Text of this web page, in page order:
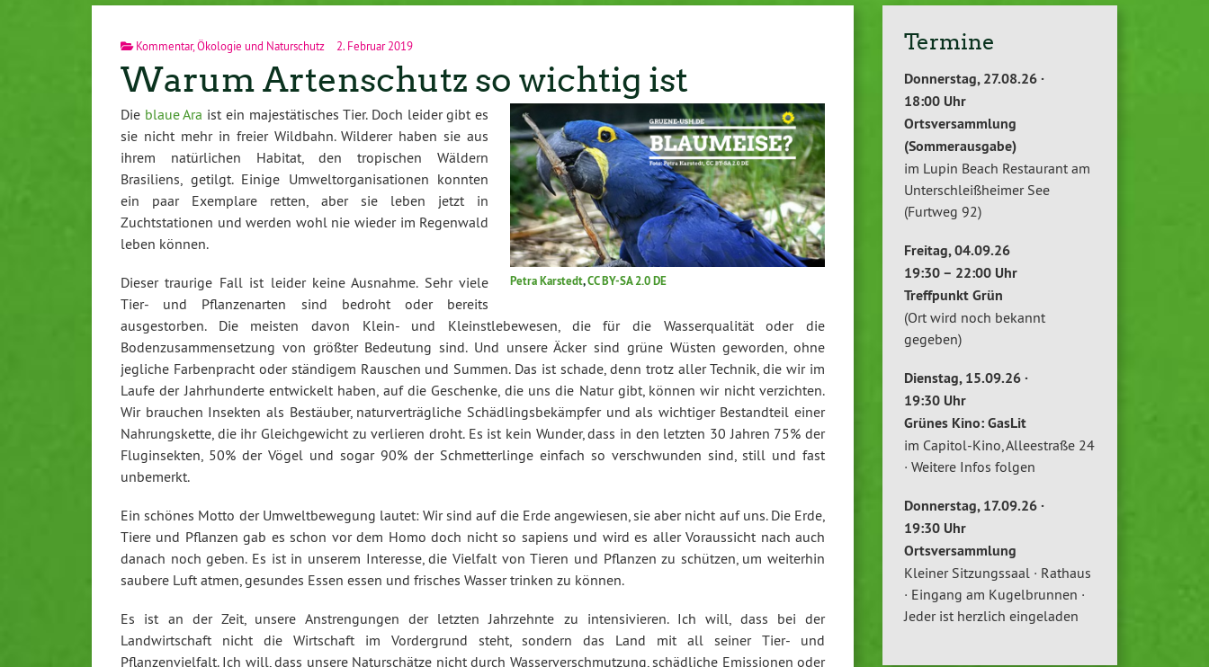
Kommentar,Ökologie und Naturschutz 2. Februar 2019
Warum Artenschutz so wichtig ist
Petra Karstedt,CC BY-SA 2.0 DE
Die blaue Ara ist ein majestätisches Tier. Doch leider gibt es
sie nicht mehr in freier Wildbahn. Wilderer haben sie aus
ihrem natürlichen Habitat, den tropischen Wäldern
Brasiliens, getilgt. Einige Umweltorganisationen konnten
ein paar Exemplare retten, aber sie leben jetzt in
Zuchtstationen und werden wohl nie wieder im Regenwald
leben können.
Dieser traurige Fall ist leider keine Ausnahme. Sehr viele
Tier- und Pflanzenarten sind bedroht oder bereits
ausgestorben. Die meisten davon Klein- und Kleinstlebewesen, die für die Wasserqualität oder die
Bodenzusammensetzung von größter Bedeutung sind. Und unsere Äcker sind grüne Wüsten geworden, ohne
jegliche Farbenpracht oder ständigem Rauschen und Summen. Das ist schade, denn trotz aller Technik, die wir im
Laufe der Jahrhunderte entwickelt haben, auf die Geschenke, die uns die Natur gibt, können wir nicht verzichten.
Wir brauchen Insekten als Bestäuber, naturverträgliche Schädlingsbekämpfer und als wichtiger Bestandteil einer
Nahrungskette, die ihr Gleichgewicht zu verlieren droht. Es ist kein Wunder, dass in den letzten 30 Jahren 75% der
Fluginsekten, 50% der Vögel und sogar 90% der Schmetterlinge einfach so verschwunden sind, still und fast
unbemerkt.
Ein schönes Motto der Umweltbewegung lautet: Wir sind auf die Erde angewiesen, sie aber nicht auf uns. Die Erde,
Tiere und Pflanzen gab es schon vor dem Homo doch nicht so sapiens und wird es aller Voraussicht nach auch
danach noch geben. Es ist in unserem Interesse, die Vielfalt von Tieren und Pflanzen zu schützen, um weiterhin
saubere Luft atmen, gesundes Essen essen und frisches Wasser trinken zu können.
Es ist an der Zeit, unsere Anstrengungen der letzten Jahrzehnte zu intensivieren. Ich will, dass bei der
Landwirtschaft nicht die Wirtschaft im Vordergrund steht, sondern das Land mit all seiner Tier- und
Pflanzenvielfalt. Ich will, dass unsere Naturschätze nicht durch Wasserverschmutzung, schädliche Emissionen oder
Termine
Donnerstag, 27.08.26 ·
18:00 Uhr
Ortsversammlung
(Sommerausgabe)
im Lupin Beach Restaurant am
Unterschleißheimer See
(Furtweg 92)
Freitag, 04.09.26
19:30 – 22:00 Uhr
Treffpunkt Grün
(Ort wird noch bekannt
gegeben)
Dienstag, 15.09.26 ·
19:30 Uhr
Grünes Kino: GasLit
im Capitol-Kino, Alleestraße 24
· Weitere Infos folgen
Donnerstag, 17.09.26 ·
19:30 Uhr
Ortsversammlung
Kleiner Sitzungssaal · Rathaus
· Eingang am Kugelbrunnen ·
Jeder ist herzlich eingeladen